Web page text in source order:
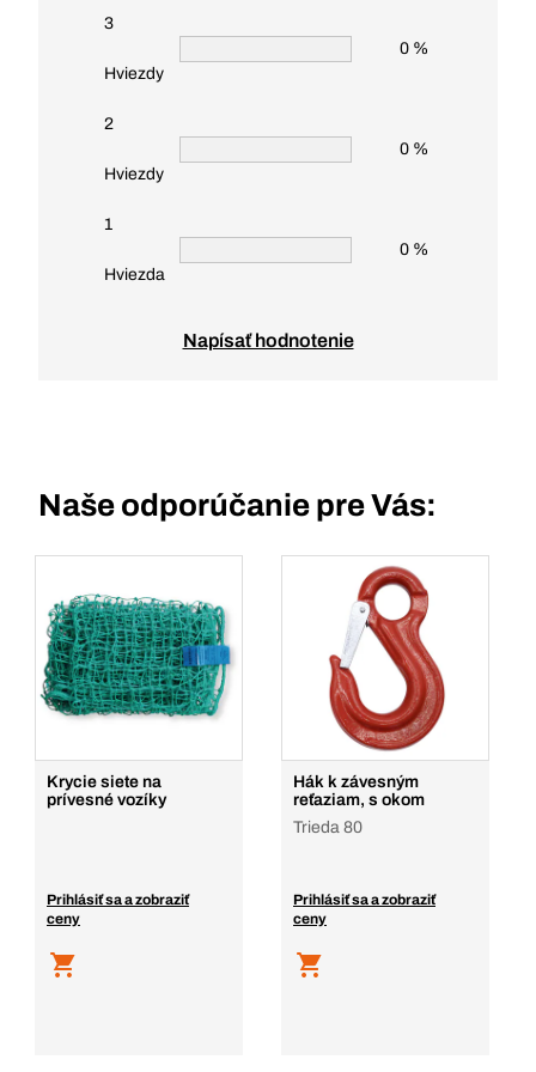
3
Hviezdy
0 %
2
Hviezdy
0 %
1
Hviezda
0 %
Napísať hodnotenie
Naše odporúčanie pre Vás:
Krycie siete na
prívesné vozíky
Prihlásiť sa a zobraziť
ceny
Hák k závesným
reťaziam, s okom
Trieda 80
Prihlásiť sa a zobraziť
ceny